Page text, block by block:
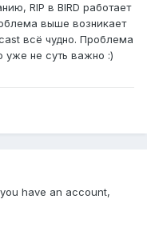
RIP в BIRD работает
выше возникает
всё чудно. Проблема
уже не суть важно :)
have an account,